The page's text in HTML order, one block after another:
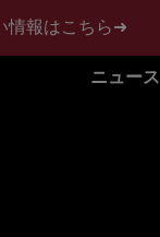
情報はこちら➜
ニュース